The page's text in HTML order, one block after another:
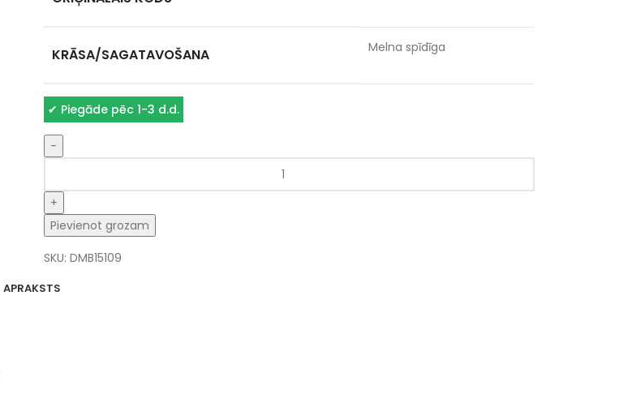
KRĀSA/SAGATAVOŠANA Melna spīdīga
✔ Piegāde pēc 1-3 d.d.
Pievienot grozam
SKU: DMB15109
APRAKSTS